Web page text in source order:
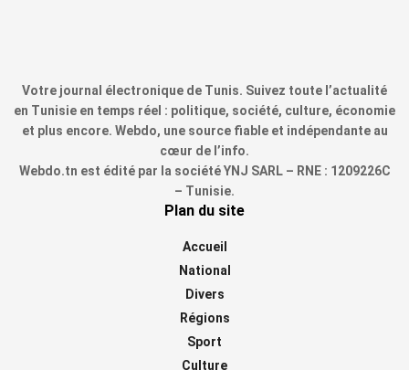
Votre journal électronique de Tunis. Suivez toute l’actualité
en Tunisie en temps réel : politique, société, culture, économie
et plus encore. Webdo, une source fiable et indépendante au
cœur de l’info.
Webdo.tn est édité par la société YNJ SARL – RNE : 1209226C
– Tunisie.
Plan du site
Accueil
National
Divers
Régions
Sport
Culture